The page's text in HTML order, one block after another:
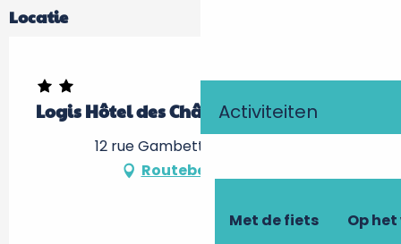
Activiteiten
Met de fiets Op
Locatie
Logis Hôtel des Châteaux de la Loire
12 rue Gambetta, 37000 Tours
Routebeschrijving